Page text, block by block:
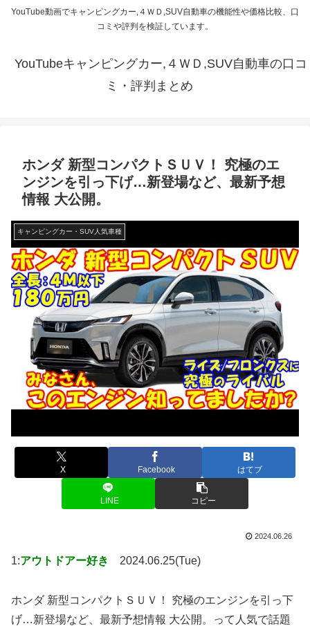
YouTube動画でキャンピングカー,４ＷＤ,SUV自動車の機能性や価格比較、口
コミや評判を検証しています。
YouTubeキャンピングカー,４ＷＤ,SUV自動車の口コ
ミ・評判まとめ
ホンダ 新型コンパクトＳＵＶ！ 究極のエ
ンジンを引っ下げ…新登場など、最新予想
情報 大公開。
キャンピングカー・SUV人気車種
X Facebook はてブ
LINE コピー
2024.06.26
1:アウトドアー好き 2024.06.25(Tue)
ホンダ 新型コンパクトＳＵＶ！ 究極のエンジンを引っ下
げ…新登場など、最新予想情報 大公開。って人気で話題